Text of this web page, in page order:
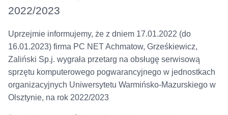
2022/2023
Uprzejmie informujemy, że z dniem 17.01.2022 (do
16.01.2023) firma PC NET Achmatow, Grześkiewicz,
Zaliński Sp.j. wygrała przetarg na obsługę serwisową
sprzętu komputerowego pogwarancyjnego w jednostkach
organizacyjnych Uniwersytetu Warmińsko-Mazurskiego w
Olsztynie, na rok 2022/2023